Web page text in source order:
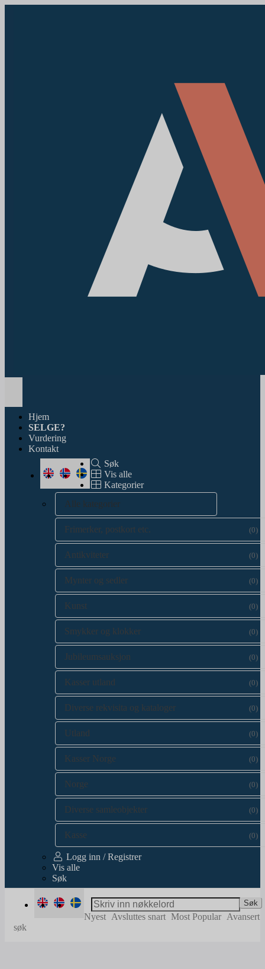
navigation
Hjem
SELGE?
Vurdering
Kontakt
Søk
Vis alle
Kategorier
Alle kategorier
Frimerker, postkort etc. (0)
Antikviteter (0)
Mynter og sedler (0)
Kunst (0)
Smykker og klokker (0)
Jubileumsauksjon (0)
Kasser utland (0)
Diverse rekvisita og kataloger (0)
Utland (0)
Kasser Norge (0)
Norge (0)
Diverse samleobjekter (0)
Kasse (0)
Logg inn / Registrer
Vis alle
Søk
Søk
Nyest Avsluttes snart Most Popular Avansert
søk